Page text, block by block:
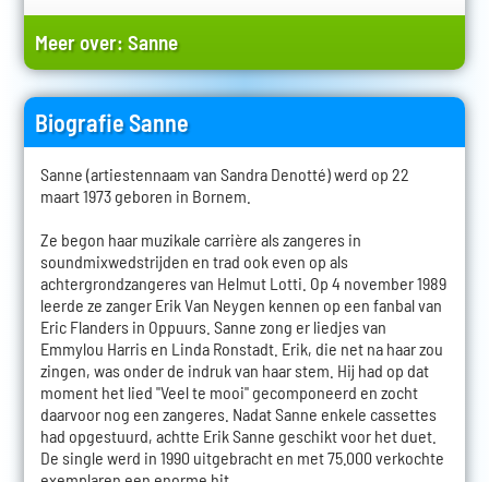
Meer over:Sanne
Biografie Sanne
Sanne (artiestennaam van Sandra Denotté) werd op 22
maart 1973 geboren in Bornem.
Ze begon haar muzikale carrière als zangeres in
soundmixwedstrijden en trad ook even op als
achtergrondzangeres van Helmut Lotti. Op 4 november 1989
leerde ze zanger Erik Van Neygen kennen op een fanbal van
Eric Flanders in Oppuurs. Sanne zong er liedjes van
Emmylou Harris en Linda Ronstadt. Erik, die net na haar zou
zingen, was onder de indruk van haar stem. Hij had op dat
moment het lied "Veel te mooi" gecomponeerd en zocht
daarvoor nog een zangeres. Nadat Sanne enkele cassettes
had opgestuurd, achtte Erik Sanne geschikt voor het duet.
De single werd in 1990 uitgebracht en met 75.000 verkochte